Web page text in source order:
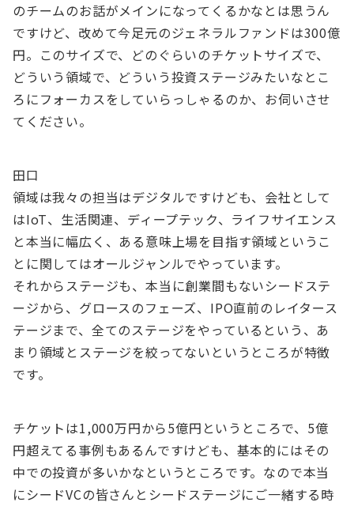
のチームのお話がメインになってくるかなとは思うん
ですけど、改めて今足元のジェネラルファンドは300億
円。このサイズで、どのぐらいのチケットサイズで、
どういう領域で、どういう投資ステージみたいなとこ
ろにフォーカスをしていらっしゃるのか、お伺いさせ
てください。
田口
領域は我々の担当はデジタルですけども、会社として
はIoT、生活関連、ディープテック、ライフサイエンス
と本当に幅広く、ある意味上場を目指す領域というこ
とに関してはオールジャンルでやっています。
それからステージも、本当に創業間もないシードステ
ージから、グロースのフェーズ、IPO直前のレイタース
テージまで、全てのステージをやっているという、あ
まり領域とステージを絞ってないというところが特徴
です。
チケットは1,000万円から5億円というところで、5億
円超えてる事例もあるんですけども、基本的にはその
中での投資が多いかなというところです。なので本当
にシードVCの皆さんとシードステージにご一緒する時